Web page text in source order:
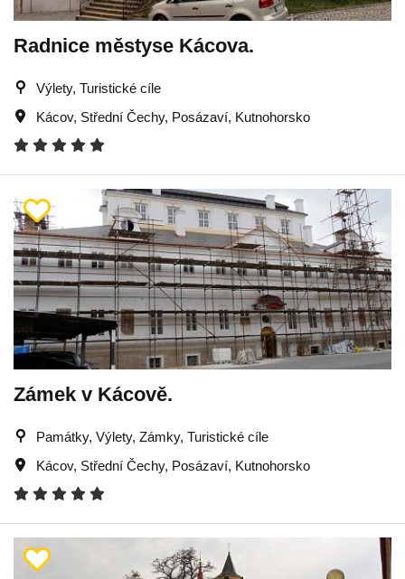
Radnice městyse Kácova.
Výlety, Turistické cíle
Kácov, Střední Čechy, Posázaví, Kutnohorsko
Zámek v Kácově.
Památky, Výlety, Zámky, Turistické cíle
Kácov, Střední Čechy, Posázaví, Kutnohorsko